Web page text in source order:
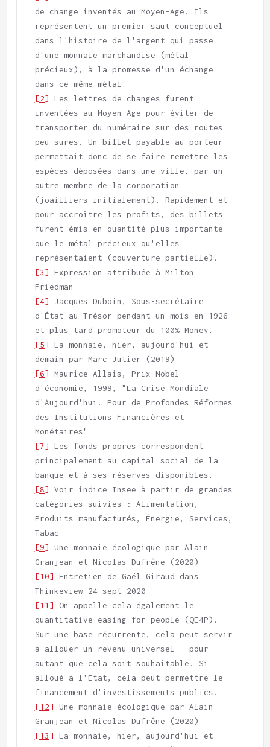
de change inventés au Moyen-Age. Ils
représentent un premier saut conceptuel
dans l'histoire de l'argent qui passe
d'une monnaie marchandise (métal
précieux), à la promesse d'un échange
[2] Les lettres de changes furent
inventées au Moyen-Age pour éviter de
transporter du numéraire sur des routes
peu sures. Un billet payable au porteur
permettait donc de se faire remettre les
espèces déposées dans une ville, par un
autre membre de la corporation
(joailliers initialement). Rapidement et
pour accroître les profits, des billets
furent émis en quantité plus importante
que le métal précieux qu'elles
[3] Expression attribuée à Milton
[4] Jacques Duboin, Sous-secrétaire
d'État au Trésor pendant un mois en 1926
[5] La monnaie, hier, aujourd'hui et
[6] Maurice Allais, Prix Nobel
d'économie, 1999, "La Crise Mondiale
d'Aujourd'hui. Pour de Profondes Réformes
des Institutions Financières et
[7] Les fonds propres correspondent
principalement au capital social de la
[8] Voir indice Insee à partir de grandes
catégories suivies : Alimentation,
Produits manufacturés, Énergie, Services,
[9] Une monnaie écologique par Alain
[10] Entretien de Gaël Giraud dans
[11] On appelle cela également le
quantitative easing for people (QE4P).
Sur une base récurrente, cela peut servir
à allouer un revenu universel - pour
autant que cela soit souhaitable. Si
alloué à l'Etat, cela peut permettre le
[12] Une monnaie écologique par Alain
[13] La monnaie, hier, aujourd'hui et